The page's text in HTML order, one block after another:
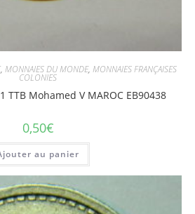
, MONNAIES DU MONDE, MONNAIES FRANÇAISES
COLONIES
TTB Mohamed V MAROC EB90438
0,50€
au panier